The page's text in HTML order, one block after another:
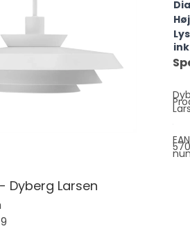
Dyberg Larsen